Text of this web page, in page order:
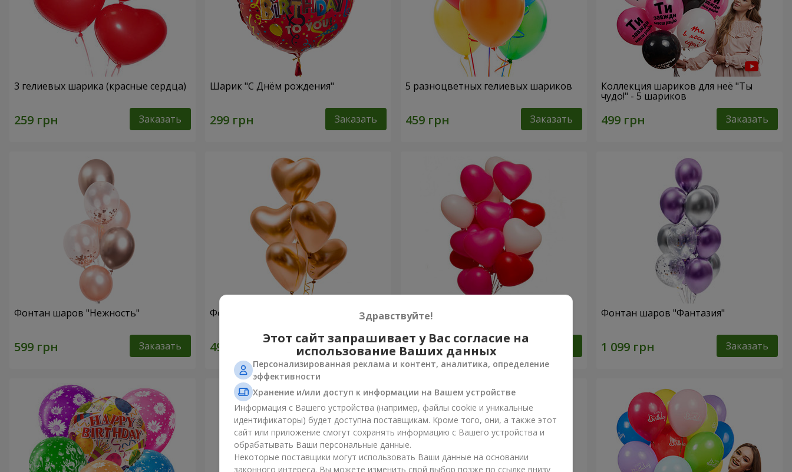
3 гелиевых шарика (красные сердца)
Заказать
Шарик "С Днём рождения"
Заказать
5 разноцветных гелиевых шариков
Заказать
Коллекция шариков для неё "Ты
чудо!" - 5 шариков
Заказать
Фонтан шаров "Нежность"
Заказать
Фонтан шаров “Golden hearts”
Заказать
15 гелиевых шариков (в форме
сердец)
Фонтан шаров "Фантазия"
Заказать
Здравствуйте!
Этот сайт запрашивает у Вас согласие на
использование Ваших данных
Персонализированная реклама и контент, аналитика, определение
эффективности
Хранение и/или доступ к информации на Вашем устройстве
Информация с Вашего устройства (например, файлы cookie и уникальные
идентификаторы) будет доступна поставщикам. Кроме того, они, а также этот
сайт или приложение смогут сохранять информацию с Вашего устройства и
обрабатывать Ваши персональные данные.
Некоторые поставщики могут использовать Ваши данные на основании
законного интереса. Вы можете изменить свой выбор позже по ссылке внизу